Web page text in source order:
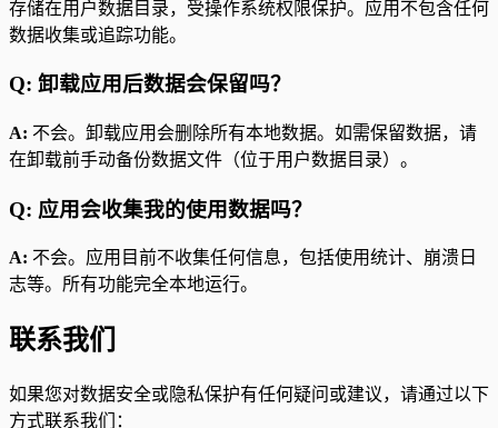
存储在用户数据目录，受操作系统权限保护。应用不包含任何
数据收集或追踪功能。
Q: 卸载应用后数据会保留吗？
A: 不会。卸载应用会删除所有本地数据。如需保留数据，请
在卸载前手动备份数据文件（位于用户数据目录）。
Q: 应用会收集我的使用数据吗？
A: 不会。应用目前不收集任何信息，包括使用统计、崩溃日
志等。所有功能完全本地运行。
联系我们
如果您对数据安全或隐私保护有任何疑问或建议，请通过以下
方式联系我们：